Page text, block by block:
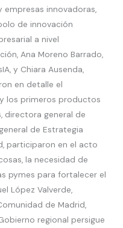
innovadoras,
de innovación
a nivel
Ana Moreno Barrado,
y Chiara Ausenda,
en detalle el
los primeros productos
directora general de
de Estrategia
participaron en el acto
la necesidad de
pymes para fortalecer el
López Valverde,
de Madrid,
regional persigue